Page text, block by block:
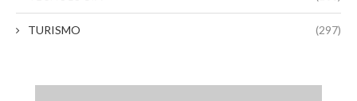
TURISMO (297)